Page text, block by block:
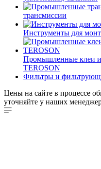
трансмиссии
Инструменты для
Промышленные клеи
TEROSON
Фильтры и
Цены на сайте в процессе
уточняйте у наших